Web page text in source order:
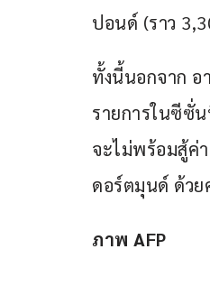
ปอนด์ (ราว
ทั้งนี้นอกจาก อ
รายการในซีซั่
จะไม่พร้อมสู้ค่า
ดอร์ตมุนด์ ด้วย
ภาพ AFP